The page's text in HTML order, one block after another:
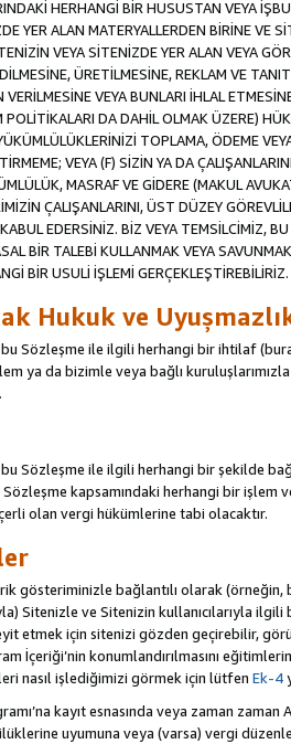
HERHANGİ BİR HUSUSTAN VEYA
YER ALAN MATERYALLERDEN BİRİNE VE
VEYA SİTENİZDE YER ALAN VEYA
ÜRETİLMESİNE, REKLAM VE
VEYA BUNLARI İHLAL
POLİTİKALARI DA DAHİL OLMAK ÜZERE)
TOPLAMA, ÖDEME
VEYA (F) SİZİN YA DA
MASRAF VE GİDERE (MAKUL
ÇALIŞANLARINI, ÜST DÜZEY
EDERSİNİZ. BİZ VEYA TEMSİLCİMİZ,
BİR TALEBİ KULLANMAK VEYA
BİR USULİ İŞLEMİ GERÇEKLEŞTİREBİLİRİZ.
Hukuk ve
bu Sözleşme ile ilgili herhangi bir ihtilaf
ya da bizimle veya bağlı
bu Sözleşme ile ilgili herhangi bir şekilde
kapsamındaki herhangi bir işlem
olan vergi hükümlerine tabi olacaktır.
gösteriminizle bağlantılı olarak
Sitenizle ve Sitenizin kullanıcılarıyla
etmek için sitenizi gözden geçirebilir,
İçeriği’nin konumlandırılmasını
nasıl işlediğimizi görmek için lütfen Ek-4
kayıt esnasında veya zaman
uyumuna veya (varsa) vergi